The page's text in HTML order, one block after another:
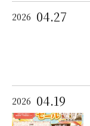
2026 04.27
2026 04.19